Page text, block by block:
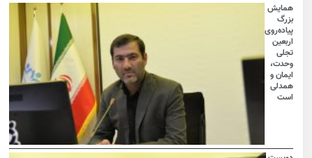
همایش
بزرگ
پیاده‌روی
اربعین
تجلی
وحدت،
ایمان و
همدلی
است